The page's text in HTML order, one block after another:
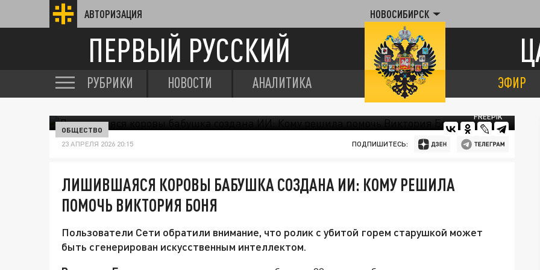
АВТОРИЗАЦИЯ НОВОСИБИРСК
ПЕРВЫЙ РУССКИЙ
РУБРИКИ НОВОСТИ АНАЛИТИКА ЭФИР
FREEPIK
ОБЩЕСТВО
23 АПРЕЛЯ 2026 20:15 ПОДПИШИТЕСЬ:
ЛИШИВШАЯСЯ КОРОВЫ БАБУШКА СОЗДАНА ИИ: КОМУ РЕШИЛА
ПОМОЧЬ ВИКТОРИЯ БОНЯ
Пользователи Сети обратили внимание, что ролик с убитой горем старушкой может
быть сгенерирован искусственным интеллектом.